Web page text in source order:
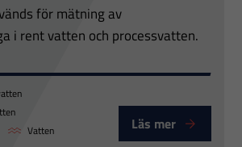
för mätning av
i rent vatten och processvatten.
S411 DIG-N
Vatten Läs mer